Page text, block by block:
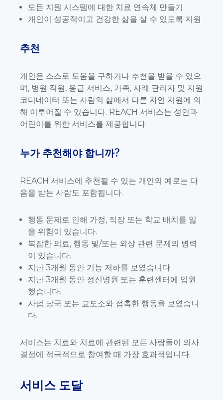
모든 지원 시스템에 대한 치료 연속체 만들기
개인이 성공적이고 건강한 삶을 살 수 있도록 지원
추천
개인은 스스로 도움을 구하거나 추천을 받을 수 있으
며, 병원 직원, 응급 서비스, 가족, 사례 관리자 및 지원
코디네이터 또는 사람의 삶에서 다른 자연 지원에 의
해 이루어질 수 있습니다. REACH 서비스는 성인과
어린이를 위한 서비스를 제공합니다.
누가 추천해야 합니까?
REACH 서비스에 추천될 수 있는 개인의 예로는 다
음을 받는 사람도 포함됩니다.
행동 문제로 인해 가정, 직장 또는 학교 배치를 잃
을 위험이 있습니다.
복잡한 의료, 행동 및/또는 외상 관련 문제의 병력
이 있습니다.
지난 3개월 동안 기능 저하를 보였습니다.
지난 3개월 동안 정신병원 또는 훈련센터에 입원
했습니다.
사법 당국 또는 교도소와 접촉한 행동을 보였습니
다.
서비스는 치료와 치료에 관련된 모든 사람들이 의사
결정에 적극적으로 참여할 때 가장 효과적입니다.
서비스 도달